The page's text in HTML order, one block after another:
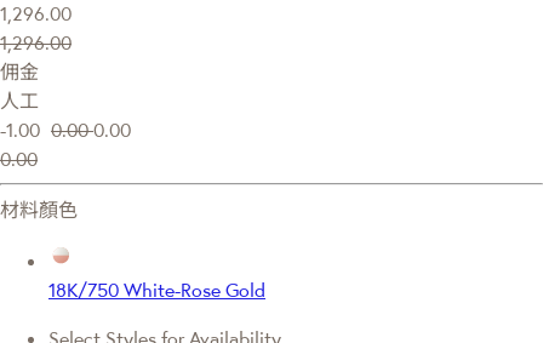
1,296.00
1,296.00
佣金
人工
-1.00 0.000.00
0.00
材料顏色
18K/750 White-Rose Gold
Select Styles for Availability